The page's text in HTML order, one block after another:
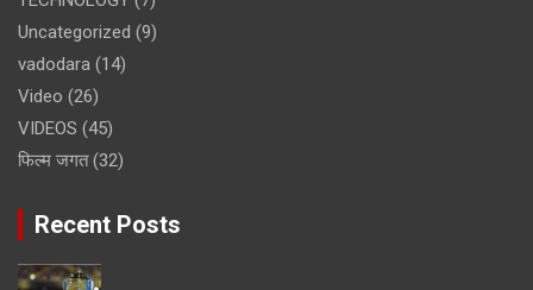
Uncategorized (9)
vadodara (14)
Video (26)
VIDEOS (45)
फिल्म जगत(32)
Recent Posts